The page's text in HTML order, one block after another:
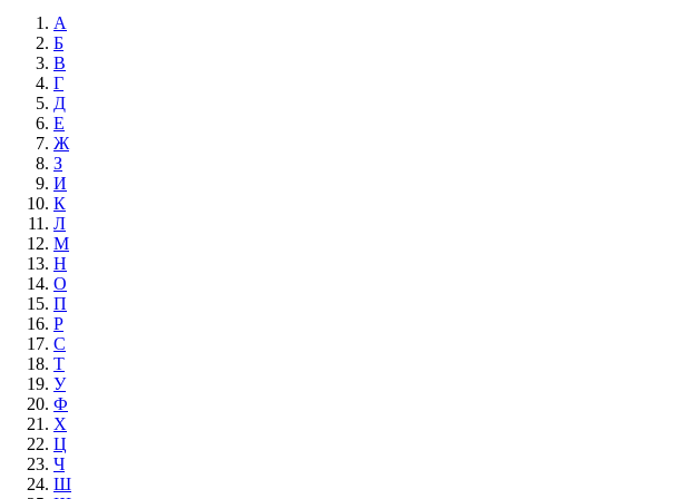
А
Б
В
Г
Д
Е
Ж
З
И
К
Л
М
Н
О
П
Р
С
Т
У
Ф
Х
Ц
Ч
Ш